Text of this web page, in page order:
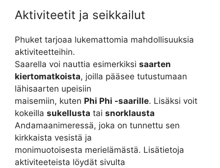
Aktiviteetit ja seikkailut
Phuket tarjoaa lukemattomia mahdollisuuksia
aktiviteetteihin.
Saarella voi nauttia esimerkiksi saarten
kiertomatkoista, joilla pääsee tutustumaan
lähisaarten upeisiin
maisemiin, kuten Phi Phi -saarille. Lisäksi voit
kokeilla sukellusta tai snorklausta
Andamaanimeressä, joka on tunnettu sen
kirkkaista vesistä ja
monimuotoisesta merielämästä. Lisätietoja
aktiviteeteista löydät sivulta